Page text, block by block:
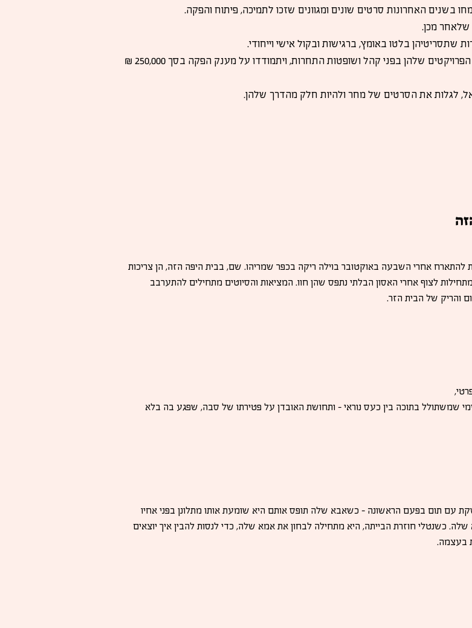
האחרונות סרטים שונים ומגוונים שזכו לתמיכה, פיתוח והפקה.
מכן.
בלטו באומץ, ברגישות ובקול אישי וייחודי.
באירוע חגיגי שיתקיים בסינמטק ירושלים יציגו היוצרות את הפרויקטים שלהן בפני קהל ושופטות התחרות, ויתמודדו על מענק הפקה בסך 250,000 ₪
לגלות את הסרטים של מחר ולהיות חלק מהדרך שלהן.
להתארח אחרי השבעה באוקטובר בוילה ריקה בכפר שמריהו. שם, בבית היפה הזה, הן צריכות
לצוף אחרי האסון הבלתי נתפס שהן חוו. המציאות והסיוטים מתחילים להתערבב
והריק של הבית הזר.
שמשתולל בתוכה בין כעס נוראי - ותחושת האובדן על פטירתו של סבה, שפגע בה בלא
מתנשקת עם תום בפעם הראשונה – כשאבא שלה תופס אותם היא שומעת אותו מתלונן בפני אחיו
כשנטלי חוזרת הבייתה, היא מתחילה לבחון את אמא שלה, כדי לנסות להבין איך יוצאים
בעצמה.